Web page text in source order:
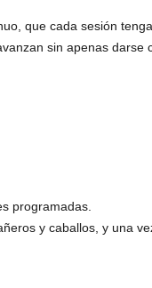
que cada sesión
sin apenas darse
programadas.
y caballos, y una